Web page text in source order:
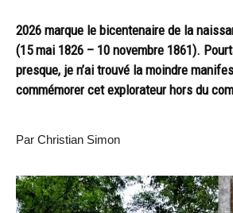
2026 marque le bicentenaire de la
(15 mai 1826 – 10 novembre 1861).
presque, je n’ai trouvé la moindre
commémorer cet explorateur hors du
Par Christian Simon